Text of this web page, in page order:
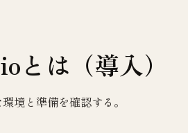
は（導入）
と準備を確認する。